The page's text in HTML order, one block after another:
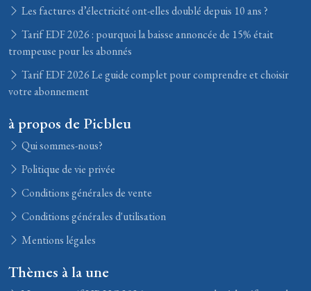
Les factures d’électricité ont-elles doublé depuis 10 ans ?
Tarif EDF 2026 : pourquoi la baisse annoncée de 15% était
trompeuse pour les abonnés
Tarif EDF 2026 Le guide complet pour comprendre et choisir
votre abonnement
à propos de Picbleu
Qui sommes-nous?
Politique de vie privée
Conditions générales de vente
Conditions générales d'utilisation
Mentions légales
Thèmes à la une